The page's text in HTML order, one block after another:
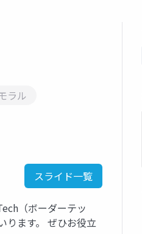
ラル
スライド一覧
（ボーダーテッ
ります。 ぜひお役立